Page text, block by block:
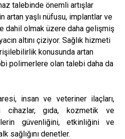
talebinde önemli artışlar
artan yaşlı nüfusu, implantlar ve
dahil olmak üzere daha gelişmiş
altını çiziyor. Sağlık hizmeti
konusunda artan
polimerlere olan talebi daha da
insan ve veteriner ilaçları,
cihazlar, gıda, kozmetik ve
güvenliğini, etkinliğini ve
sağlığını denetler.